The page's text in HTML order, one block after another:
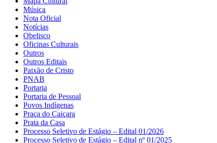
Música
Nota Oficial
Notícias
Obelisco
Oficinas Culturais
Outros
Outros Editais
Paixão de Cristo
PNAB
Portaria
Portaria de Pessoal
Povos Indígenas
Praça do Caiçara
Prata da Casa
Processo Seletivo de Estágio – Edital 01/2026
Processo Seletivo de Estágio – Edital nº 01/2025